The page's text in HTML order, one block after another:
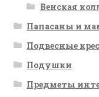
Венская
Папасаны и
Подвесные
Подушки
Предметы